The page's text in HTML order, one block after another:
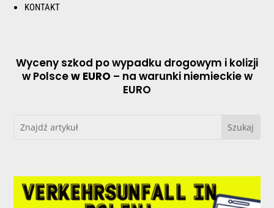
KONTAKT
Wyceny szkod po wypadku drogowym i kolizji
w Polscew EURO – na warunki niemieckie w
EURO